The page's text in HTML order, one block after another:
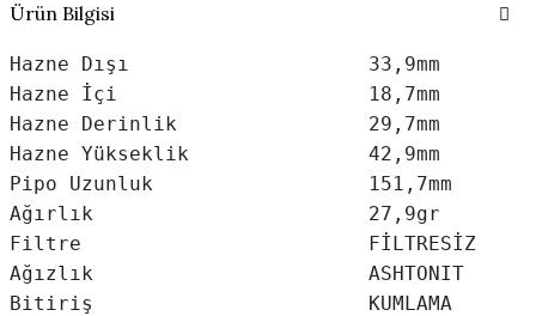
Ürün Bilgisi
Hazne Dışı                    33,9mm
Hazne İçi                     18,7mm
Hazne Derinlik                29,7mm
Hazne Yükseklik               42,9mm
Pipo Uzunluk                  151,7mm
Ağırlık                       27,9gr
Filtre                        FİLTRESİZ
Ağızlık                       ASHTONIT
Bitiriş                       KUMLAMA